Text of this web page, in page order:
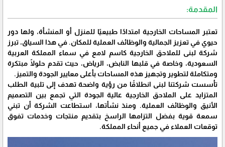
المقدمة:
تعتبر المساحات الخارجية امتدادًا طبيعيًا للمنزل أو المنشأة، ولها دور
حيوي في تعزيز الجمالية والوظائف العملية للمكان. في هذا السياق، تبرز
شركة لبنى للملاحق الخارجية كاسم لامع في سماء المملكة العربية
السعودية، وخاصة في قلبها النابض، الرياض، حيث تقدم حلولًا مبتكرة
ومتكاملة لتطوير وتجهيز هذه المساحات بأعلى معايير الجودة والتميز.
تأسست شركتنا لبنى انطلاقًا من رؤية واضحة تهدف إلى تلبية الطلب
المتزايد على الملاحق الخارجية عالية الجودة التي تجمع بين التصميم
الأنيق والوظائف العملية. ومنذ نشأتها، استطاعت الشركة أن تبني
سمعة قوية بفضل التزامها الراسخ بتقديم منتجات وخدمات تفوق
توقعات العملاء في جميع أنحاء المملكة.